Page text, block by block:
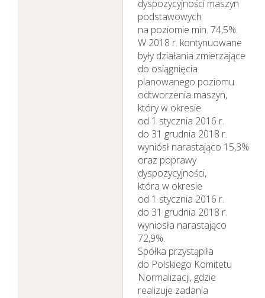
dyspozycyjności maszyn
podstawowych
na poziomie min. 74,5%.
W 2018 r. kontynuowane
były działania zmierzające
do osiągnięcia
planowanego poziomu
odtworzenia maszyn,
który w okresie
od 1 stycznia 2016 r.
do 31 grudnia 2018 r.
wyniósł narastająco 15,3%
oraz poprawy
dyspozycyjności,
która w okresie
od 1 stycznia 2016 r.
do 31 grudnia 2018 r.
wyniosła narastająco
72,9%.
Spółka przystąpiła
do Polskiego Komitetu
Normalizacji, gdzie
realizuje zadania